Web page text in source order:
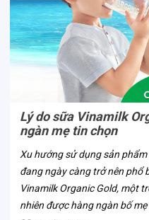
Lý do sữa Vinamilk
ngàn mẹ tin chọn
Xu hướng sử dụng sản
đang ngày càng trở nên phổ
Vinamilk Organic Gold, một
nhiên được hàng ngàn bố